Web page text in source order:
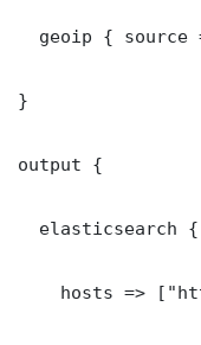
geoip { source
}
output {
  elasticsearch {
hosts =>